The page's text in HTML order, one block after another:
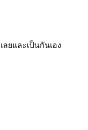
ยและเป็นกันเอง